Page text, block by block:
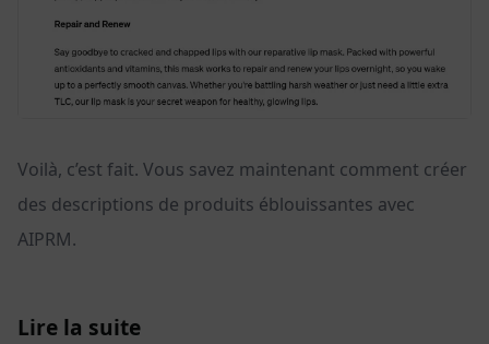
Voilà, c’est fait. Vous savez maintenant comment créer
des descriptions de produits éblouissantes avec
AIPRM.
Lire la suite